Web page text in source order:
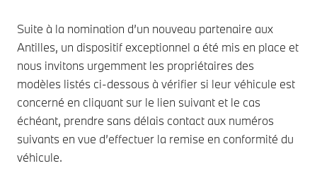
Suite à la nomination d’un nouveau partenaire aux
Antilles, un dispositif exceptionnel a été mis en place et
nous invitons urgemment les propriétaires des
modèles listés ci-dessous à vérifier si leur véhicule est
concerné en cliquant sur le lien suivant et le cas
échéant, prendre sans délais contact aux numéros
suivants en vue d’effectuer la remise en conformité du
véhicule.